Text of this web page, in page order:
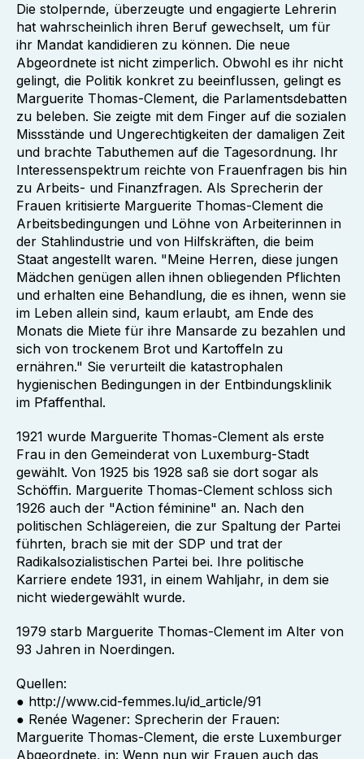
Die stolpernde, überzeugte und engagierte Lehrerin
hat wahrscheinlich ihren Beruf gewechselt, um für
ihr Mandat kandidieren zu können. Die neue
Abgeordnete ist nicht zimperlich. Obwohl es ihr nicht
gelingt, die Politik konkret zu beeinflussen, gelingt es
Marguerite Thomas-Clement, die Parlamentsdebatten
zu beleben. Sie zeigte mit dem Finger auf die sozialen
Missstände und Ungerechtigkeiten der damaligen Zeit
und brachte Tabuthemen auf die Tagesordnung. Ihr
Interessenspektrum reichte von Frauenfragen bis hin
zu Arbeits- und Finanzfragen. Als Sprecherin der
Frauen kritisierte Marguerite Thomas-Clement die
Arbeitsbedingungen und Löhne von Arbeiterinnen in
der Stahlindustrie und von Hilfskräften, die beim
Staat angestellt waren. "Meine Herren, diese jungen
Mädchen genügen allen ihnen obliegenden Pflichten
und erhalten eine Behandlung, die es ihnen, wenn sie
im Leben allein sind, kaum erlaubt, am Ende des
Monats die Miete für ihre Mansarde zu bezahlen und
sich von trockenem Brot und Kartoffeln zu
ernähren." Sie verurteilt die katastrophalen
hygienischen Bedingungen in der Entbindungsklinik
im Pfaffenthal.
1921 wurde Marguerite Thomas-Clement als erste
Frau in den Gemeinderat von Luxemburg-Stadt
gewählt. Von 1925 bis 1928 saß sie dort sogar als
Schöffin. Marguerite Thomas-Clement schloss sich
1926 auch der "Action féminine" an. Nach den
politischen Schlägereien, die zur Spaltung der Partei
führten, brach sie mit der SDP und trat der
Radikalsozialistischen Partei bei. Ihre politische
Karriere endete 1931, in einem Wahljahr, in dem sie
nicht wiedergewählt wurde.
1979 starb Marguerite Thomas-Clement im Alter von
93 Jahren in Noerdingen.
Quellen:
● http://www.cid-femmes.lu/id_article/91
● Renée Wagener: Sprecherin der Frauen:
Marguerite Thomas-Clement, die erste Luxemburger
Abgeordnete, in: Wenn nun wir Frauen auch das